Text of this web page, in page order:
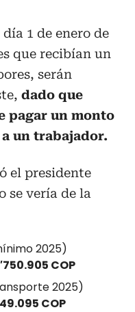
1 de enero de
que recibían un
serán
dado que
pagar un monto
un trabajador.
el presidente
se vería de la
2025)
COP
2025)
COP